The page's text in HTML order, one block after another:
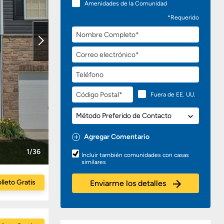
Amenidades de la Comunidad
*Requerido
Nombre
Completo
Correo
electrónico
Teléfono
Código
Postal
Fuera de EE. UU.
Método
Preferido
de
Contacto
Agregar Comentario
Preguntas
o
Comentarios
Incluir también comunidades con casas
similares
Enviarme los detalles
1/36
Gratis